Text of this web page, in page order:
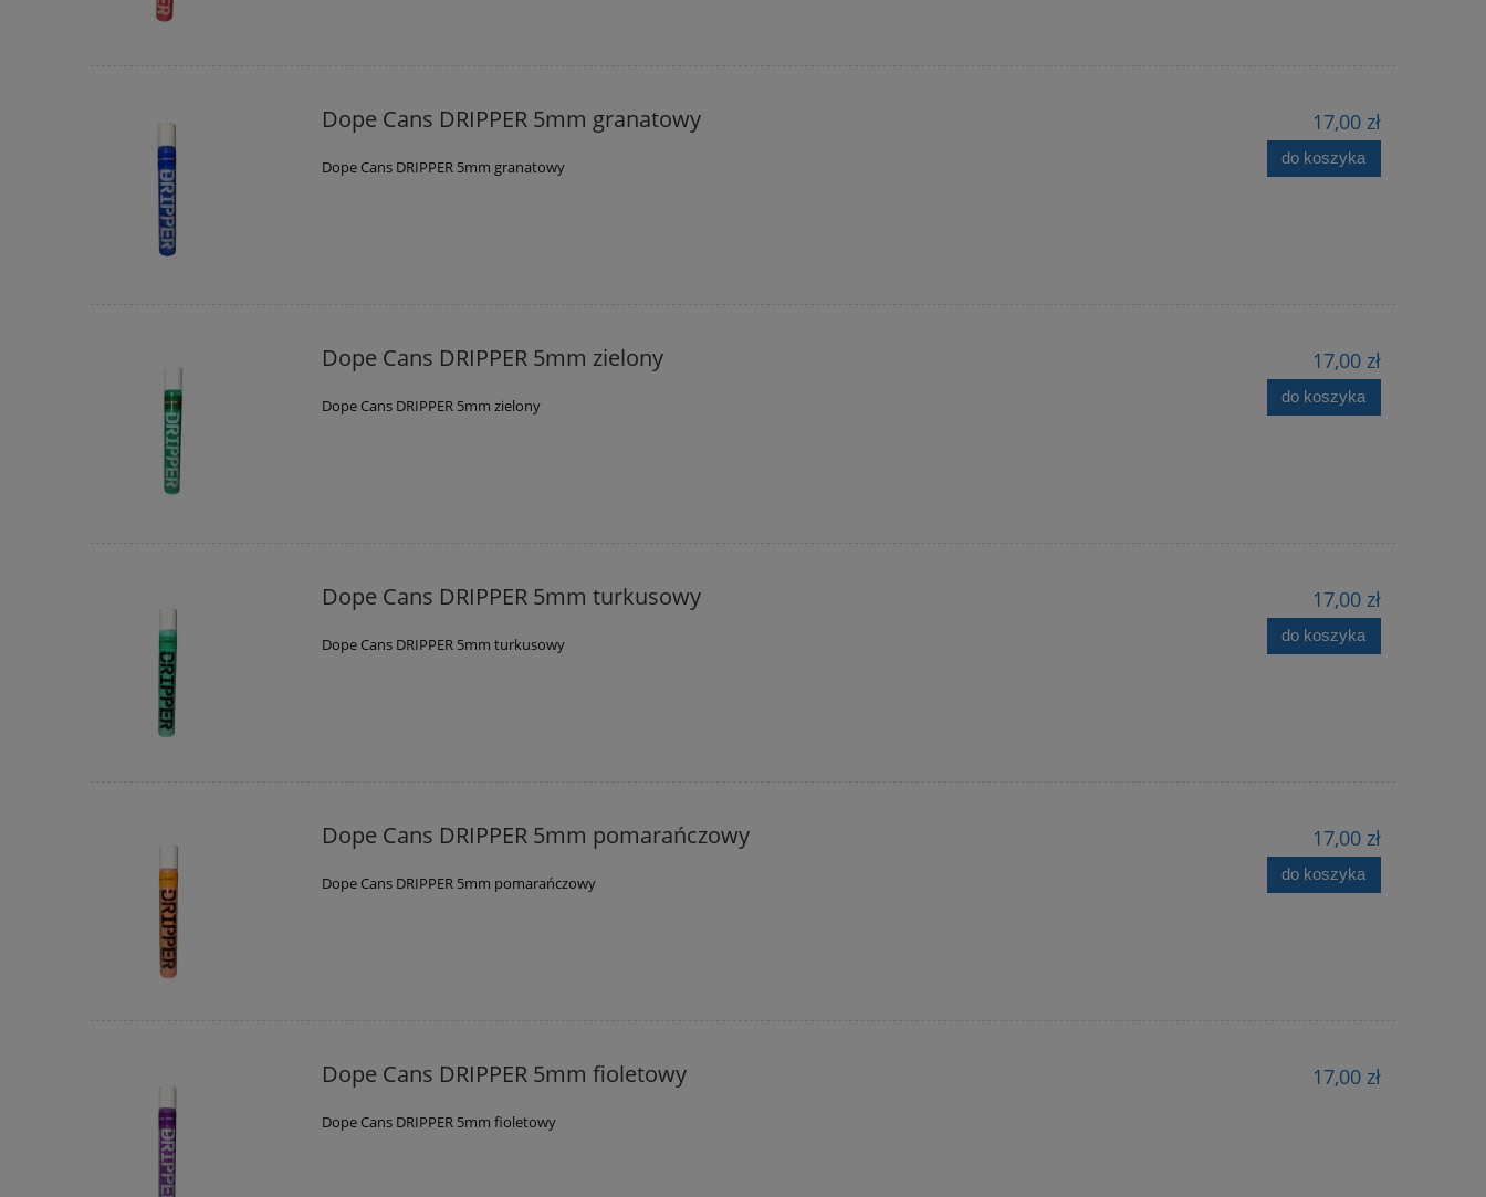
Dope Cans DRIPPER 5mm granatowy
Dope Cans DRIPPER 5mm granatowy
17,00 zł
do koszyka
Dope Cans DRIPPER 5mm zielony
Dope Cans DRIPPER 5mm zielony
17,00 zł
do koszyka
Dope Cans DRIPPER 5mm turkusowy
Dope Cans DRIPPER 5mm turkusowy
17,00 zł
do koszyka
Dope Cans DRIPPER 5mm pomarańczowy
Dope Cans DRIPPER 5mm pomarańczowy
17,00 zł
do koszyka
Dope Cans DRIPPER 5mm fioletowy
Dope Cans DRIPPER 5mm fioletowy
17,00 zł